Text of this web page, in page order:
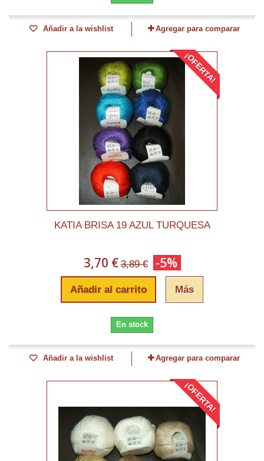
Añadir a la wishlist Agregar para comparar
¡OFERTA!
KATIA BRISA 19 AZUL TURQUESA
3,70 € 3,89 € -5%
Añadir al carrito Más
En stock
Añadir a la wishlist Agregar para comparar
¡OFERTA!